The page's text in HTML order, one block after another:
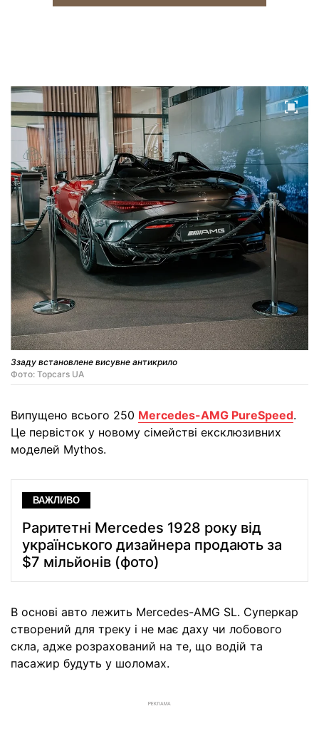
Ззаду встановлене висувне антикрило
Фото: Topcars UA
Випущено всього 250 Mercedes-AMG PureSpeed.
Це первісток у новому сімействі ексклюзивних
моделей Mythos.
ВАЖЛИВО
Раритетні Mercedes 1928 року від
українського дизайнера продають за
$7 мільйонів (фото)
В основі авто лежить Mercedes-AMG SL. Суперкар
створений для треку і не має даху чи лобового
скла, адже розрахований на те, що водій та
пасажир будуть у шоломах.
РЕКЛАМА